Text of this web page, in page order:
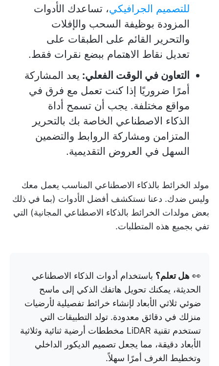
للتصميم الجرافيكي، تساعدك الأدوات
المزودة بوظيفة السحب والإفلات
والتحرير القائم على الطبقات على
تعديل نقاط الاهتمام ببضع نقرات فقط.
التعاون في الوقت الفعلي: يعد المشاركة
أمرًا ضروريًا إذا كنت تعمل مع فرق في
مواقع مختلفة. يجب أن تسمح أداة
الذكاء الاصطناعي الخاصة بك بالتحرير
المتزامن ومشاركة الروابط والتضمين
السهل في العروض التقديمية.
مولد الخرائط بالذكاء الاصطناعي المناسب يعمل معك
وليس ضدك. دعنا نستكشف أفضل الأدوات (بما في ذلك
بعض مولدات الخرائط بالذكاء الاصطناعي المجانية) التي
تفي بجميع هذه المتطلبات.
👀 هل تعلم؟ باستخدام أدوات الذكاء الاصطناعي
الحديثة، يمكنك تحويل هاتفك الذكي إلى ماسح
ضوئي ثلاثي الأبعاد لإنشاء خرائط تفصيلية لأرضيات
منزلك في دقائق معدودة. تولد التطبيقات التي
تستخدم تقنية LiDAR مخططات أرضية ثنائية وثلاثية
الأبعاد دقيقة، مما يجعل تصميم الديكور الداخلي
وتخطيط الغرف أمرًا سهلاً.